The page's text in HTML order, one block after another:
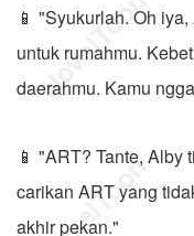
📱 "Syukurlah. Oh
untuk rumahmu.
daerahmu. Kamu
📱 "ART? Tante,
carikan ART yang
akhir pekan."